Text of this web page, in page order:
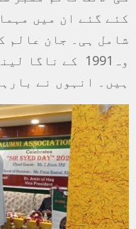
کئے گئے ان میں
شامل ہی۔ جان عالم
وہ1991 کے
ہیں۔ انہوں نے